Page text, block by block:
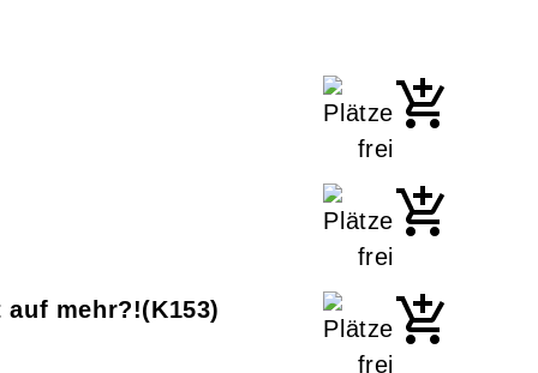
auf mehr?! K153